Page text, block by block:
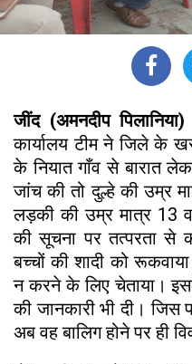
जींद (अमनदीप
कार्यालय टीम ने जिले के
के नियात गाँव से बारात
जांच की तो दुल्हे की उम्र
लड़की की उम्र मात्र 13
की सूचना पर तत्परता से
बच्चों की शादी को
न करने के लिए चेताया।
की जानकारी भी दी। जिस
अब वह बालिग होने पर ही